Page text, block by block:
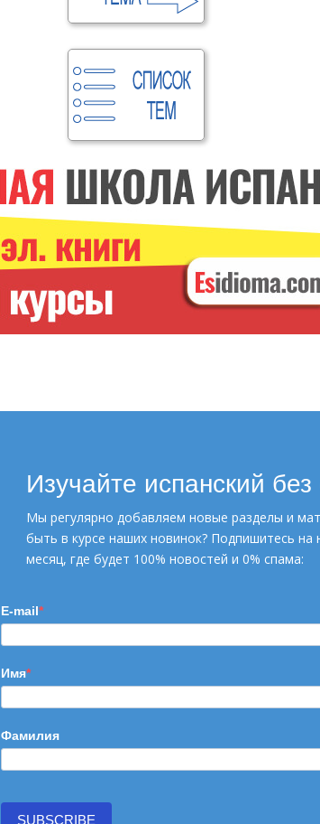
ИСПАНСКИЕ
Курс онлайн. С
преподавателем
УЗНАТЬ БОЛЬШЕ
Изучайте испанский
Мы регулярно добавляем новые разделы и
быть в курсе наших новинок? Подпишитесь
месяц, где будет 100% новостей и 0% спама:
E-mail
Имя
Фамилия
SUBSCRIBE